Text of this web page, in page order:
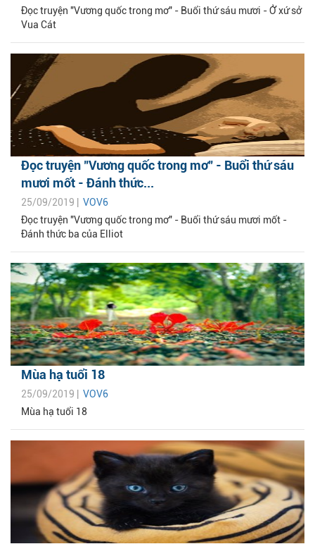
Đọc truyện "Vương quốc trong mơ" - Buổi thứ sáu mươi - Ở xứ sở
Vua Cát
Đọc truyện "Vương quốc trong mơ" - Buổi thứ sáu
mươi mốt - Đánh thức...
25/09/2019 | VOV6
Đọc truyện "Vương quốc trong mơ" - Buổi thứ sáu mươi mốt -
Đánh thức ba của Elliot
Mùa hạ tuổi 18
25/09/2019 | VOV6
Mùa hạ tuổi 18